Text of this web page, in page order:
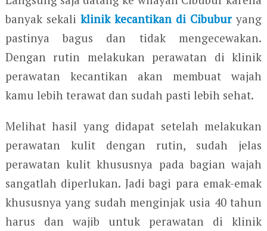
banyak sekali klinik kecantikan di Cibuburyang
pastinya bagus dan tidak mengecewakan.
Dengan rutin melakukan perawatan di klinik
perawatan kecantikan akan membuat wajah
kamu lebih terawat dan sudah pasti lebih sehat.
Melihat hasil yang didapat setelah melakukan
perawatan kulit dengan rutin, sudah jelas
perawatan kulit khususnya pada bagian wajah
sangatlah diperlukan. Jadi bagi para emak-emak
khususnya yang sudah menginjak usia 40 tahun
harus dan wajib untuk perawatan di klinik